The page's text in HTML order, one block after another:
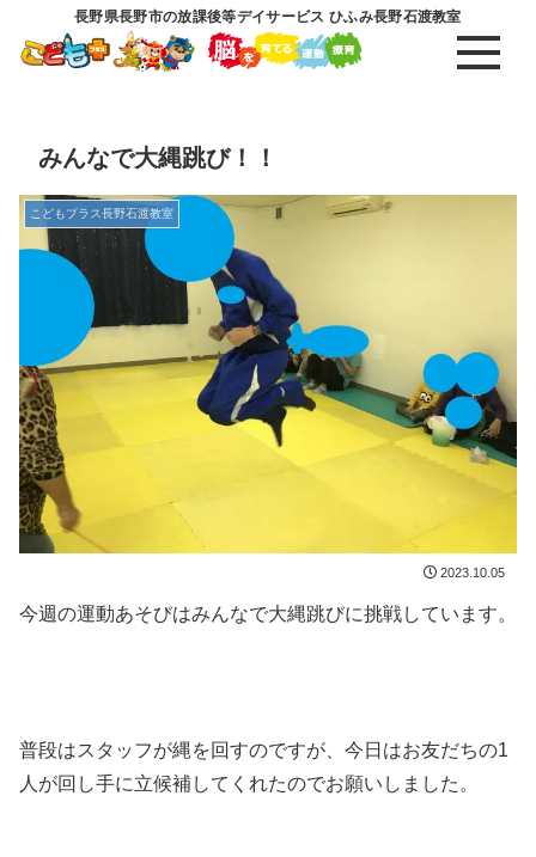
長野県長野市の放課後等デイサービス ひふみ長野石渡教室
みんなで大縄跳び！！
こどもプラス長野石渡教室
2023.10.05
今週の運動あそびはみんなで大縄跳びに挑戦しています。
普段はスタッフが縄を回すのですが、今日はお友だちの1
人が回し手に立候補してくれたのでお願いしました。